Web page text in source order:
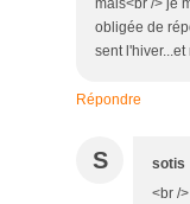
mais<br /> je
obligée de
sent
Répondre
S sotis
<br /